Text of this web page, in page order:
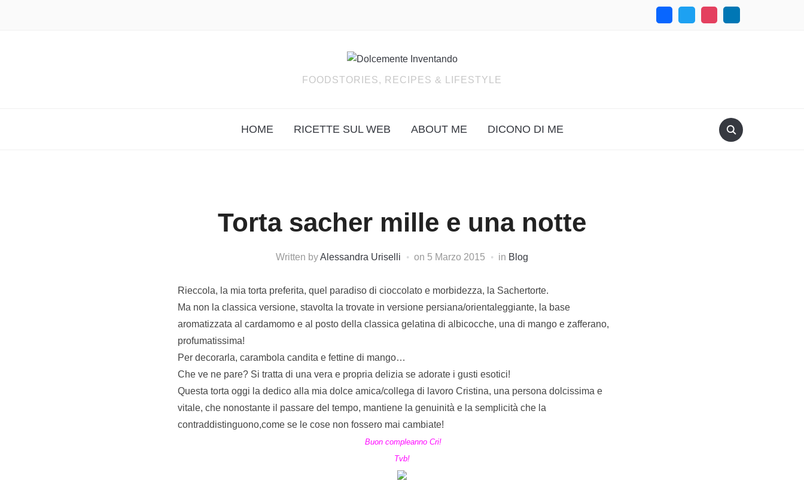
FOODSTORIES, RECIPES & LIFESTYLE
HOME RICETTE SUL WEB ABOUT ME DICONO DI ME
Torta sacher mille e una notte
Written byAlessandra Uriselli on 5 Marzo 2015 in Blog
Rieccola, la mia torta preferita, quel paradiso di cioccolato e morbidezza, la Sachertorte.
Ma non la classica versione, stavolta la trovate in versione persiana/orientaleggiante, la base
aromatizzata al cardamomo e al posto della classica gelatina di albicocche, una di mango e zafferano,
profumatissima!
Per decorarla, carambola candita e fettine di mango…
Che ve ne pare? Si tratta di una vera e propria delizia se adorate i gusti esotici!
Questa torta oggi la dedico alla mia dolce amica/collega di lavoro Cristina, una persona dolcissima e
vitale, che nonostante il passare del tempo, mantiene la genuinità e la semplicità che la
contraddistinguono,come se le cose non fossero mai cambiate!
Buon compleanno Cri!
Tvb!